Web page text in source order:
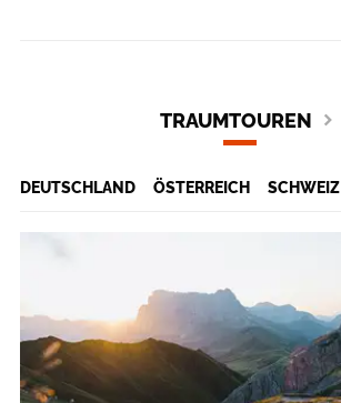
TRAUMTOUREN
DEUTSCHLAND ÖSTERREICH SCHWEIZ